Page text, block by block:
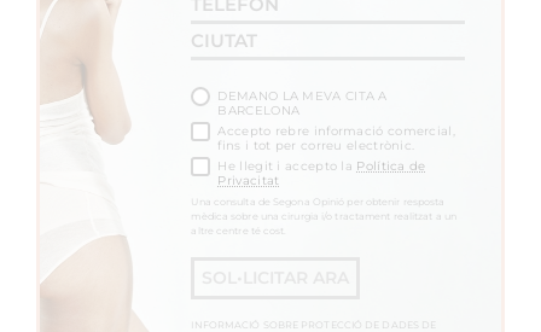
DEMANO LA MEVA CITA A
BARCELONA
Accepto rebre informació comercial,
fins i tot per correu electrònic.
He llegit i accepto la Política de
Privacitat
Una consulta de Segona Opinió per obtenir resposta
mèdica sobre una cirurgia i/o tractament realitzat a un
altre centre té cost.
INFORMACIÓ SOBRE PROTECCIÓ DE DADES DE